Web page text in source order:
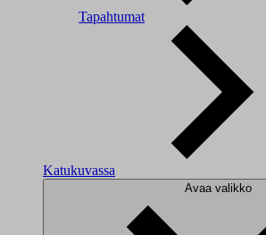
Tapahtumat
Katukuvassa
Avaa valikko